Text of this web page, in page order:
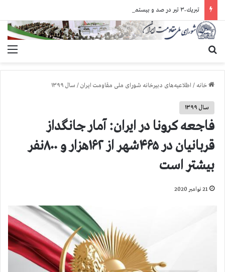
تبريك ۳۰ تير در صد و بيستمين سال انقلاب مشروطه عليه سلطنت مطلقه
خانه / اطلاعیه‌های دبیرخانه شورای ملی مقاومت ایران/ سال ۱۳۹۹
سال ۱۳۹۹
فاجعه کرونا در ایران: آمار جانگداز
قربانیان در ۴۶۵شهر از ۱۶۲هزار و ۸۰۰نفر
بیشتر است
21 نوامبر 2020